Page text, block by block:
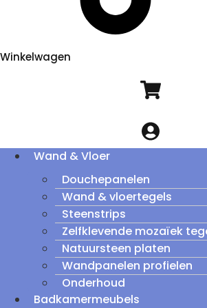
Winkelwagen
Wand & Vloer
Douchepanelen
Wand & vloertegels
Steenstrips
Zelfklevende mozaïek
Natuursteen platen
Wandpanelen profielen
Onderhoud
Badkamermeubels